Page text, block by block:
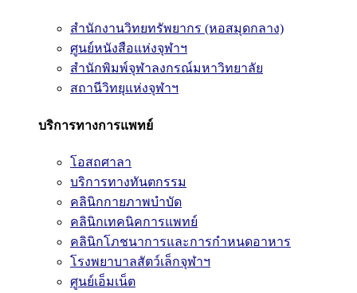
สำนักงานวิทยทรัพยากร (หอสมุดกลาง)
ศูนย์หนังสือแห่งจุฬาฯ
สำนักพิมพ์จุฬาลงกรณ์มหาวิทยาลัย
สถานีวิทยุแห่งจุฬาฯ
บริการทางการแพทย์
โอสถศาลา
บริการทางทันตกรรม
คลินิกกายภาพบำบัด
คลินิกเทคนิคการแพทย์
คลินิกโภชนาการและการกำหนดอาหาร
โรงพยาบาลสัตว์เล็กจุฬาฯ
ศูนย์เอ็มเน็ต